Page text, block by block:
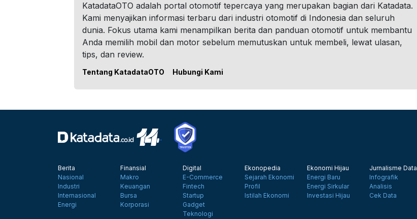
KatadataOTO adalah portal otomotif tepercaya yang merupakan bagian dari Katadata.
Kami menyajikan informasi terbaru dari industri otomotif di Indonesia dan seluruh
dunia. Fokus utama kami menampilkan berita dan panduan otomotif untuk membantu
Anda memilih mobil dan motor sebelum memutuskan untuk membeli, lewat ulasan,
tips, dan review.
Tentang KatadataOTO Hubungi Kami
Berita
Nasional
Industri
Internasional
Energi
Finansial
Makro
Keuangan
Bursa
Korporasi
Digital
E-Commerce
Fintech
Startup
Gadget
Teknologi
Ekonopedia
Sejarah Ekonomi
Profil
Istilah Ekonomi
Ekonomi Hijau
Energi Baru
Energi Sirkular
Investasi Hijau
Jurnalisme Data
Infografik
Analisis
Cek Data